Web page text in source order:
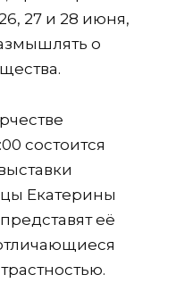
27 и 28 июня,
о
состоится
Екатерины
её